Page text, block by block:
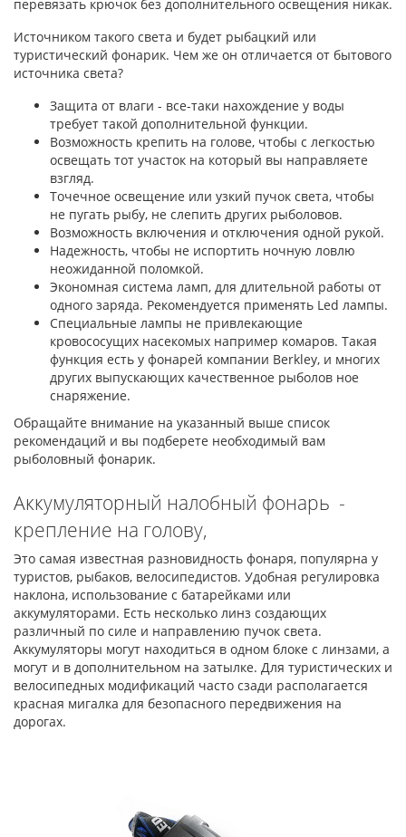
перевязать крючок без дополнительного освещения никак.
Источником такого света и будет рыбацкий или
туристический фонарик. Чем же он отличается от бытового
источника света?
Защита от влаги - все-таки нахождение у воды
требует такой дополнительной функции.
Возможность крепить на голове, чтобы с легкостью
освещать тот участок на который вы направляете
взгляд.
Точечное освещение или узкий пучок света, чтобы
не пугать рыбу, не слепить других рыболовов.
Возможность включения и отключения одной рукой.
Надежность, чтобы не испортить ночную ловлю
неожиданной поломкой.
Экономная система ламп, для длительной работы от
одного заряда. Рекомендуется применять Led лампы.
Специальные лампы не привлекающие
кровососущих насекомых например комаров. Такая
функция есть у фонарей компании Berkley, и многих
других выпускающих качественное рыболов ное
снаряжение.
Обращайте внимание на указанный выше список
рекомендаций и вы подберете необходимый вам
рыболовный фонарик.
Аккумуляторный налобный фонарь -
крепление на голову,
Это самая известная разновидность фонаря, популярна у
туристов, рыбаков, велосипедистов. Удобная регулировка
наклона, использование с батарейками или
аккумуляторами. Есть несколько линз создающих
различный по силе и направлению пучок света.
Аккумуляторы могут находиться в одном блоке с линзами, а
могут и в дополнительном на затылке. Для туристических и
велосипедных модификаций часто сзади располагается
красная мигалка для безопасного передвижения на
дорогах.